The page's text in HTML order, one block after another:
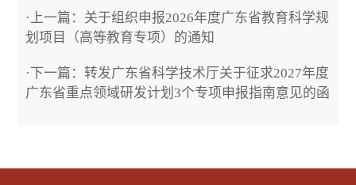
·上一篇：关于组织申报2026年度广东省教育科学规
划项目（高等教育专项）的通知
·下一篇：转发广东省科学技术厅关于征求2027年度
广东省重点领域研发计划3个专项申报指南意见的函